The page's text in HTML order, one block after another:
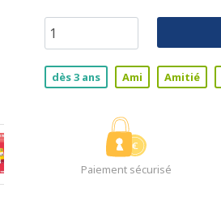
dès 3 ans Ami Amitié
Paiement sécurisé